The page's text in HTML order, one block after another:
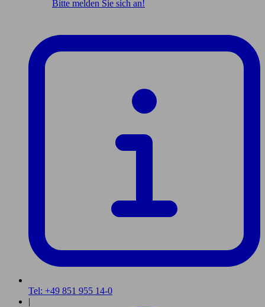
Bitte melden Sie sich an!
Tel: +49 851 955 14-0
|